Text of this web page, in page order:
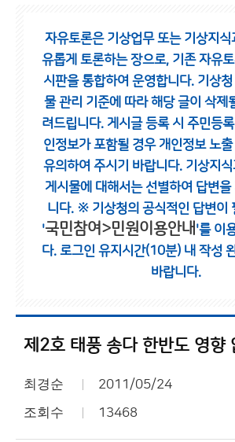
자유토론은 기상업무 또는 기상지식
유롭게 토론하는 장으로, 기존 자유
시판을 통합하여 운영합니다. 기상
물 관리 기준에 따라 해당 글이 삭제
려드립니다. 게시글 등록 시 주민등
인정보가 포함될 경우 개인정보 노출
유의하여 주시기 바랍니다. 기상지
게시물에 대해서는 선별하여 답변을
니다. ※ 기상청의 공식적인 답변이
'국민참여>민원이용안내 '를 이
다. 로그인 유지시간(10분) 내 작성
바랍니다.
제2호 태풍 송다 한반도 영향
최경순 2011/05/24
조회수 13468